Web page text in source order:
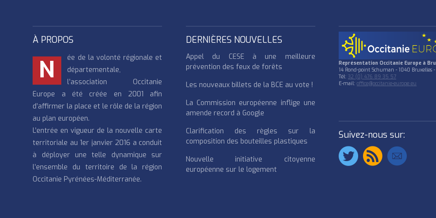
À PROPOS
N
ée de la volonté régionale et
départementale,
l’association Occitanie
Europe a été créée en 2001 afin
d’affirmer la place et le rôle de la région
au plan européen.
L’entrée en vigueur de la nouvelle carte
territoriale au 1er janvier 2016 a conduit
à déployer une telle dynamique sur
l’ensemble du territoire de la région
Occitanie Pyrénées-Méditerranée.
DERNIÈRES NOUVELLES
Appel du CESE à une meilleure
prévention des feux de forêts
Les nouveaux billets de la BCE au vote !
La Commission européenne inflige une
amende record à Google
Clarification des règles sur la
composition des bouteilles plastiques
Nouvelle initiative citoyenne
européenne sur le logement
Représentation Occitanie Europe à
14 Rond-point Schuman - 1040 Bruxelles
Tél:32 (0) 476 89 35 57
E-mail:office@occitanie-europe.eu
Suivez-nous sur: